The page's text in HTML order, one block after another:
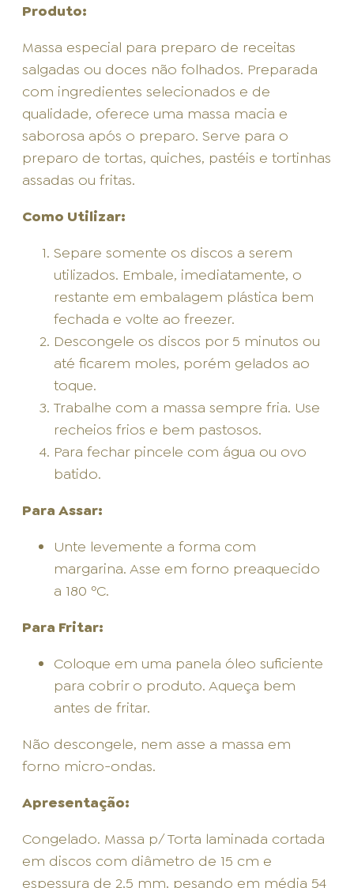
Produto:
Massa especial para preparo de receitas
salgadas ou doces não folhados. Preparada
com ingredientes selecionados e de
qualidade, oferece uma massa macia e
saborosa após o preparo. Serve para o
preparo de tortas, quiches, pastéis e tortinhas
assadas ou fritas.
Como Utilizar:
Separe somente os discos a serem
utilizados. Embale, imediatamente, o
restante em embalagem plástica bem
fechada e volte ao freezer.
Descongele os discos por 5 minutos ou
até ficarem moles, porém gelados ao
toque.
Trabalhe com a massa sempre fria. Use
recheios frios e bem pastosos.
Para fechar pincele com água ou ovo
batido.
Para Assar:
Unte levemente a forma com
margarina. Asse em forno preaquecido
a 180 ºC.
Para Fritar:
Coloque em uma panela óleo suficiente
para cobrir o produto. Aqueça bem
antes de fritar.
Não descongele, nem asse a massa em
forno micro-ondas.
Apresentação:
Congelado. Massa p/ Torta laminada cortada
em discos com diâmetro de 15 cm e
espessura de 2,5 mm, pesando em média 54